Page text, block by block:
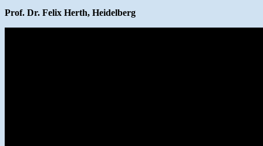
Prof. Dr. Felix Herth, Heidelberg